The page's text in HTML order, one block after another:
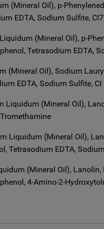
(Mineral Oil), p-
EDTA, Sodium Sulfite,
(Mineral Oil), p-
Tetrasodium EDTA,
(Mineral Oil), Sodium
EDTA, Sodium Sulfite,
Liquidum (Mineral Oil),
Liquidum (Mineral Oil),
Tetrasodium EDTA,
(Mineral Oil),
4-Amino-2-